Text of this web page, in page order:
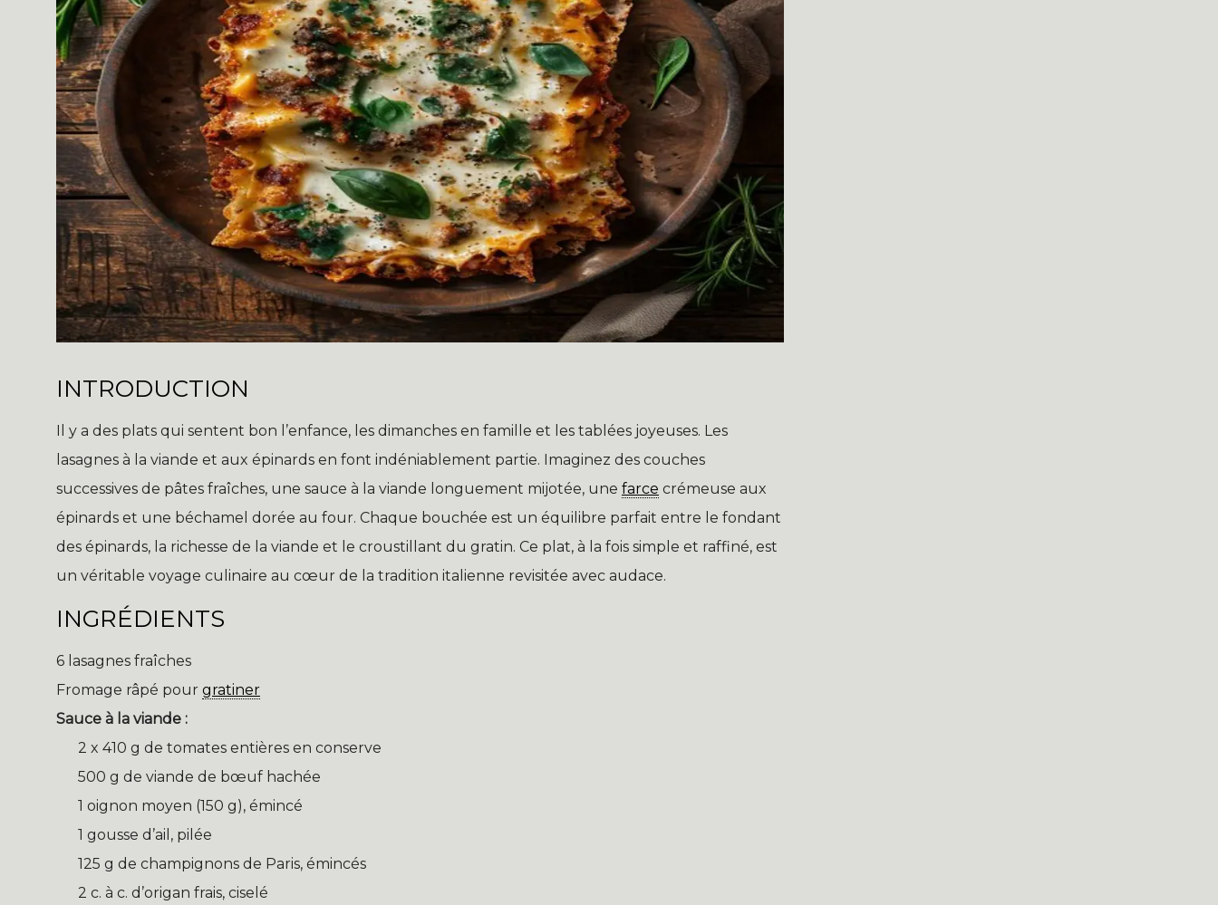
INTRODUCTION
Il y a des plats qui sentent bon l’enfance, les dimanches en famille et les tablées joyeuses. Les
lasagnes à la viande et aux épinards en font indéniablement partie. Imaginez des couches
successives de pâtes fraîches, une sauce à la viande longuement mijotée, une farce crémeuse aux
épinards et une béchamel dorée au four. Chaque bouchée est un équilibre parfait entre le fondant
des épinards, la richesse de la viande et le croustillant du gratin. Ce plat, à la fois simple et raffiné, est
un véritable voyage culinaire au cœur de la tradition italienne revisitée avec audace.
INGRÉDIENTS
6 lasagnes fraîches
Fromage râpé pour gratiner
Sauce à la viande :
2 x 410 g de tomates entières en conserve
500 g de viande de bœuf hachée
1 oignon moyen (150 g), émincé
1 gousse d’ail, pilée
125 g de champignons de Paris, émincés
2 c. à c. d’origan frais, ciselé